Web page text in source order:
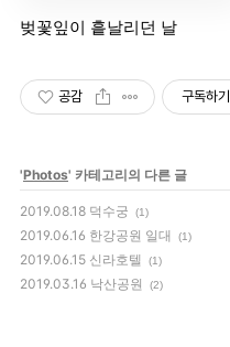
벚꽃잎이 흩날리던 날
공감 구독하기
'Photos' 카테고리의 다른 글
2019.08.18 덕수궁 (1)
2019.06.16 한강공원 일대 (1)
2019.06.15 신라호텔 (1)
2019.03.16 낙산공원 (2)